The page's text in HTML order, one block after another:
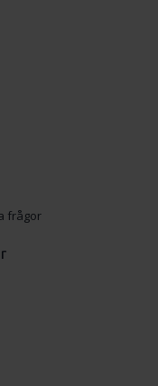
frågor